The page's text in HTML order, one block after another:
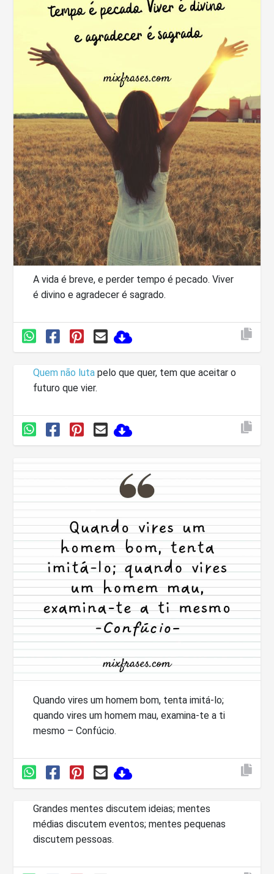
A vida é breve, e perder tempo é pecado. Viver
é divino e agradecer é sagrado.
Quem não luta pelo que quer, tem que aceitar o
futuro que vier.
Quando vires um homem bom, tenta imitá-lo;
quando vires um homem mau, examina-te a ti
mesmo – Confúcio.
Grandes mentes discutem ideias; mentes
médias discutem eventos; mentes pequenas
discutem pessoas.